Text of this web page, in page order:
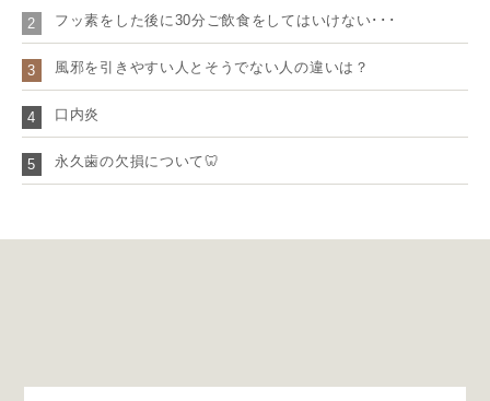
2 フッ素をした後に30分ご飲食をしてはいけない･･･
3 風邪を引きやすい人とそうでない人の違いは？
4 口内炎
5 永久歯の欠損について🦷